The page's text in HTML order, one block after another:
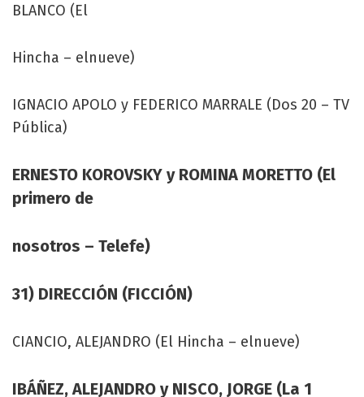
BLANCO (El
Hincha – elnueve)
IGNACIO APOLO y FEDERICO MARRALE (Dos 20 – TV
Pública)
ERNESTO KOROVSKY y ROMINA MORETTO (El
primero de
nosotros – Telefe)
31) DIRECCIÓN (FICCIÓN)
CIANCIO, ALEJANDRO (El Hincha – elnueve)
IBÁÑEZ, ALEJANDRO y NISCO, JORGE (La 1